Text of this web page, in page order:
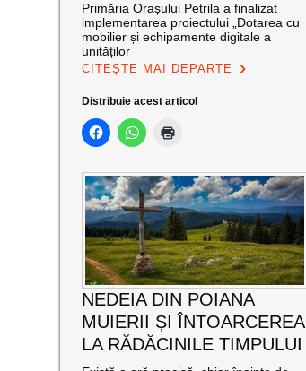
Primăria Orașului Petrila a finalizat
implementarea proiectului „Dotarea cu
mobilier și echipamente digitale a
unităților
CITEȘTE MAI DEPARTE
Distribuie acest articol
NEDEIA DIN POIANA
MUIERII ȘI ÎNTOARCEREA
LA RĂDĂCINILE TIMPULUI